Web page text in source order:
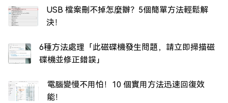
USB 檔案刪不掉怎麼辦？5個簡單方法輕鬆解
決！
6種方法處理「此磁碟機發生問題，請立即掃描磁
碟機並修正錯誤」
電腦變慢不用怕！10 個實用方法迅速回復效
能！